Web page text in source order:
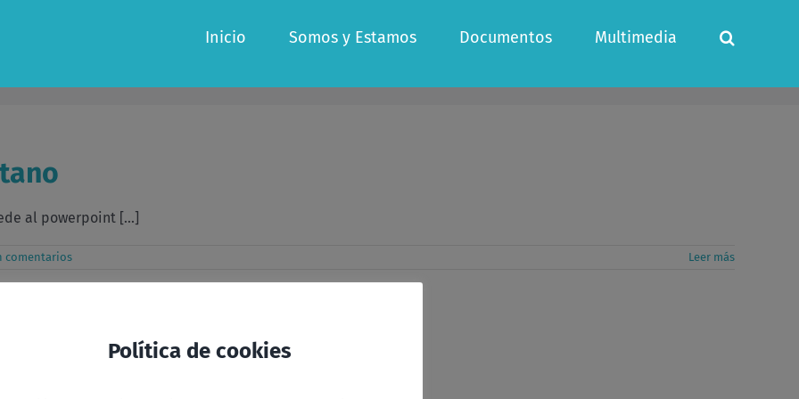
Inicio Somos y Estamos Documentos Multimedia
al powerpoint [...]
comentarios Leer más
Política de cookies